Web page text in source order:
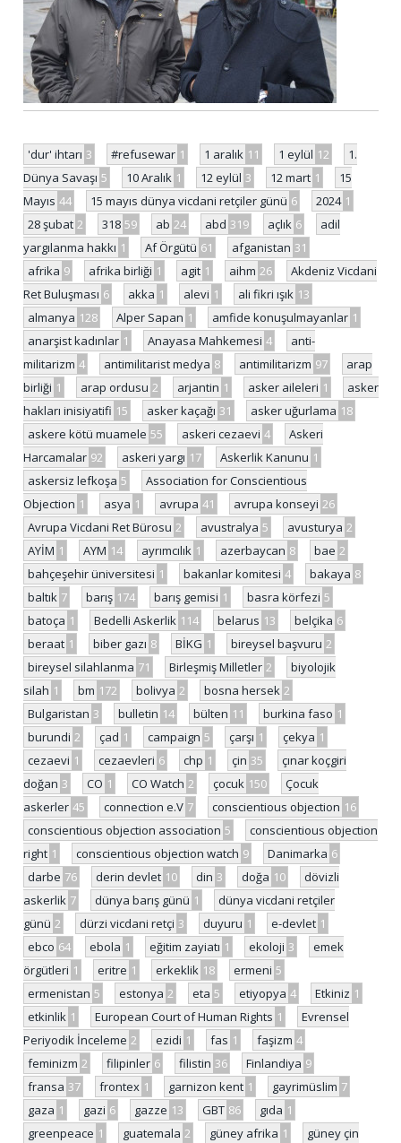
'dur' ihtarı 3 #refusewar 1 1 aralık 11 1 eylül 12
1.
Dünya Savaşı 5 10 Aralık 1 12 eylül 3 12 mart 1
15
Mayıs 44 15 mayıs dünya vicdani retçiler günü 6 2024 1
28 şubat 2 318 59 ab 24 abd 319 açlık 6
adil
yargılanma hakkı 1 Af Örgütü 61 afganistan 31
afrika 9 afrika birliği 1 agit 1 aihm 26
Akdeniz Vicdani
Ret Buluşması 6 akka 1 alevi 1 ali fikri ışık 13
almanya 128 Alper Sapan 1 amfide konuşulmayanlar 1
anarşist kadınlar 1 Anayasa Mahkemesi 4
anti-
militarizm 4 antimilitarist medya 8 antimilitarizm 97
arap
birliği 1 arap ordusu 2 arjantin 1 asker aileleri 1
asker
hakları inisiyatifi 15 asker kaçağı 31 asker uğurlama 18
askere kötü muamele 55 askeri cezaevi 4
Askeri
Harcamalar 92 askeri yargı 17 Askerlik Kanunu 1
askersiz lefkoşa 5
Association for Conscientious
Objection 1 asya 1 avrupa 41 avrupa konseyi 26
Avrupa Vicdani Ret Bürosu 2 avustralya 5 avusturya 2
AYİM 1 AYM 14 ayrımcılık 1 azerbaycan 8 bae 2
bahçeşehir üniversitesi 1 bakanlar komitesi 4 bakaya 8
baltık 7 barış 174 barış gemisi 1 basra körfezi 5
batoça 1 Bedelli Askerlik 114 belarus 13 belçika 6
beraat 1 biber gazı 8 BİKG 1 bireysel başvuru 2
bireysel silahlanma 71 Birleşmiş Milletler 2
biyolojik
silah 1 bm 172 bolivya 2 bosna hersek 2
Bulgaristan 3 bulletin 14 bülten 11 burkina faso 1
burundi 2 çad 1 campaign 5 çarşı 1 çekya 1
cezaevi 1 cezaevleri 6 chp 1 çin 35
çınar koçgiri
doğan 3 CO 1 CO Watch 2 çocuk 150
Çocuk
askerler 45 connection e.V 7 conscientious objection 16
conscientious objection association 5
conscientious objection
right 1 conscientious objection watch 9 Danimarka 6
darbe 76 derin devlet 10 din 3 doğa 10
dövizli
askerlik 7 dünya barış günü 1
dünya vicdani retçiler
günü 2 dürzi vicdani retçi 3 duyuru 1 e-devlet 1
ebco 64 ebola 1 eğitim zayiatı 1 ekoloji 3
emek
örgütleri 1 eritre 1 erkeklik 18 ermeni 5
ermenistan 5 estonya 2 eta 5 etiyopya 4 Etkiniz 1
etkinlik 1 European Court of Human Rights 1
Evrensel
Periyodik İnceleme 2 ezidi 1 fas 1 faşizm 4
feminizm 2 filipinler 6 filistin 36 Finlandiya 9
fransa 37 frontex 1 garnizon kent 1 gayrimüslim 7
gaza 1 gazi 6 gazze 13 GBT 86 gıda 1
greenpeace 1 guatemala 2 güney afrika 1
güney çin